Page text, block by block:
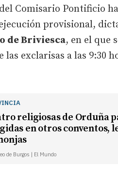
Comisario Pontificio
provisional,
de Briviesca, en el que
exclarisas a las 9:30
religiosas de Orduña
en otros conventos,
de Burgos | El Mundo